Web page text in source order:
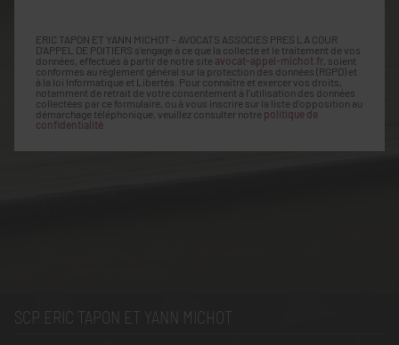
ERIC TAPON ET YANN MICHOT - AVOCATS ASSOCIES PRES LA COUR
D'APPEL DE POITIERS s'engage à ce que la collecte et le traitement de vos
données, effectués à partir de notre site avocat-appel-michot.fr , soient
conformes au règlement général sur la protection des données (RGPD) et
à la loi Informatique et Libertés. Pour connaître et exercer vos droits,
notamment de retrait de votre consentement à l'utilisation des données
collectées par ce formulaire, ou à vous inscrire sur la liste d'opposition au
démarchage téléphonique, veuillez consulter notre politique de
confidentialité
SCP ERIC TAPON ET YANN MICHOT